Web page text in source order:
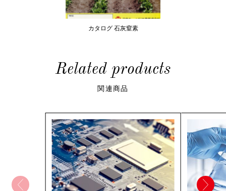
カタログ 石灰窒素
Related products
関連商品